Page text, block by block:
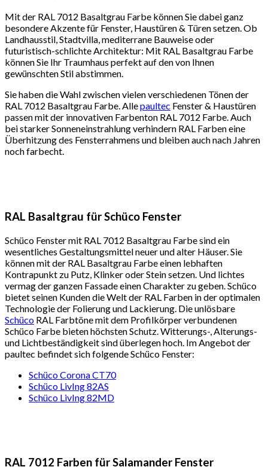
Mit der RAL 7012 Basaltgrau Farbe können Sie dabei ganz
besondere Akzente für Fenster, Haustüren & Türen setzen. Ob
Landhausstil, Stadtvilla, mediterrane Bauweise oder
futuristisch-schlichte Architektur: Mit RAL Basaltgrau Farbe
können Sie Ihr Traumhaus perfekt auf den von Ihnen
gewünschten Stil abstimmen.
Sie haben die Wahl zwischen vielen verschiedenen Tönen der
RAL 7012 Basaltgrau Farbe. Allepaultec Fenster & Haustüren
passen mit der innovativen Farbenton RAL 7012 Farbe. Auch
bei starker Sonneneinstrahlung verhindern RAL Farben eine
Überhitzung des Fensterrahmens und bleiben auch nach Jahren
noch farbecht.
RAL Basaltgrau für Schüco Fenster
Schüco Fenster mit RAL 7012 Basaltgrau Farbe sind ein
wesentliches Gestaltungsmittel neuer und alter Häuser. Sie
können mit der RAL Basaltgrau Farbe einen lebhaften
Kontrapunkt zu Putz, Klinker oder Stein setzen. Und lichtes
vermag der ganzen Fassade einen Charakter zu geben. Schüco
bietet seinen Kunden die Welt der RAL Farben in der optimalen
Technologie der Folierung und Lackierung. Die unlösbare
Schüco RAL Farbtöne mit dem Profilkörper verbundenen
Schüco Farbe bieten höchsten Schutz. Witterungs-, Alterungs-
und Lichtbeständigkeit sind überlegen hoch. Im Angebot der
paultec befindet sich folgende Schüco Fenster:
Schüco Corona CT70
Schüco LivIng 82AS
Schüco LivIng 82MD
RAL 7012 Farben für Salamander Fenster